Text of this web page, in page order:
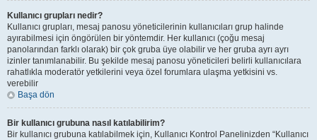
Kullanıcı grupları nedir?
Kullanıcı grupları, mesaj panosu yöneticilerinin kullanıcıları grup halinde
ayırabilmesi için öngörülen bir yöntemdir. Her kullanıcı (çoğu mesaj
panolarından farklı olarak) bir çok gruba üye olabilir ve her gruba ayrı ayrı
izinler tanımlanabilir. Bu şekilde mesaj panosu yöneticileri belirli kullanıcılara
rahatlıkla moderatör yetkilerini veya özel forumlara ulaşma yetkisini vs.
verebilir
Başa dön
Bir kullanıcı grubuna nasıl katılabilirim?
Bir kullanıcı grubuna katılabilmek için, Kullanıcı Kontrol Panelinizden “Kullanıcı